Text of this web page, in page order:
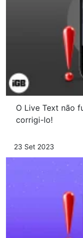
O Live Text não
corrigi-lo!
23 Set 2023